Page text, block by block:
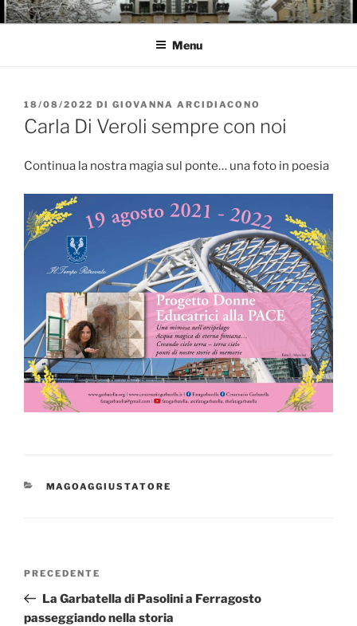
Salta
al
GARBATELLA
Un Blog sul quartiere della Garbatella
Menu
PUBBLICATO
IL
18/08/2022 DI GIOVANNA ARCIDIACONO
Carla Di Veroli sempre con noi
Continua la nostra magia sul ponte… una foto in poesia
CATEGORIE
MAGOAGGIUSTATORE
Articolo
precedente:
PRECEDENTE
La Garbatella di Pasolini a Ferragosto
passeggiando nella storia